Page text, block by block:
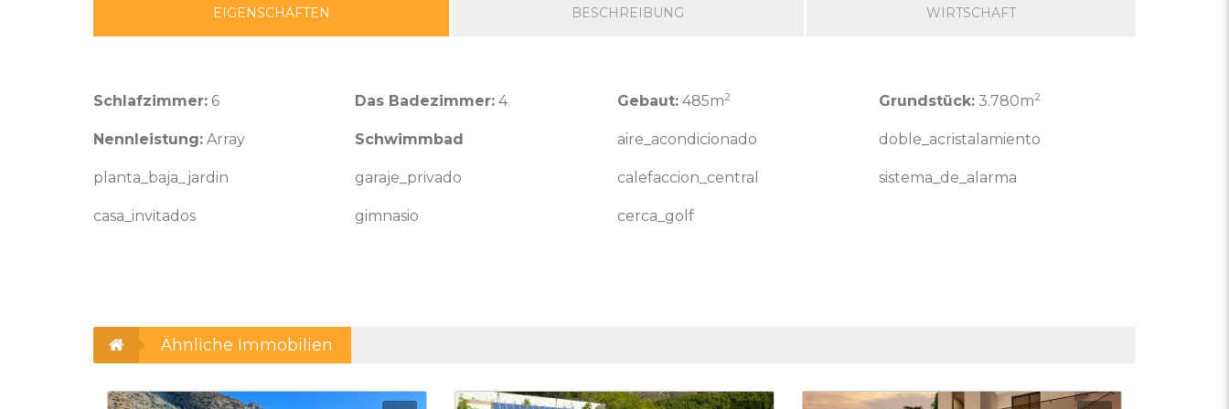
EIGENSCHAFTEN BESCHREIBUNG WIRTSCHAFT
Schlafzimmer: 6 Das Badezimmer: 4 Gebaut:485m2 Grundstück:3.780m2
Nennleistung: Array Schwimmbad aire_acondicionado doble_acristalamiento
planta_baja_jardin garaje_privado calefaccion_central sistema_de_alarma
casa_invitados gimnasio cerca_golf
Ähnliche Immobilien